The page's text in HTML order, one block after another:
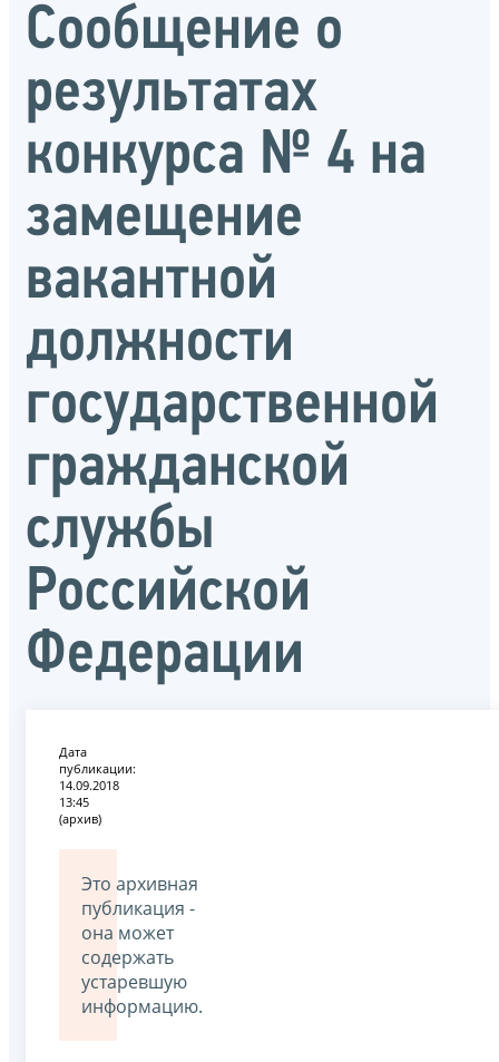
Сообщение о
результатах
конкурса № 4 на
замещение
вакантной
должности
государственной
гражданской
службы
Российской
Федерации
Дата
публикации:
14.09.2018
13:45
(архив)
Это архивная
публикация -
она может
содержать
устаревшую
информацию.